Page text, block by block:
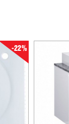
-22%